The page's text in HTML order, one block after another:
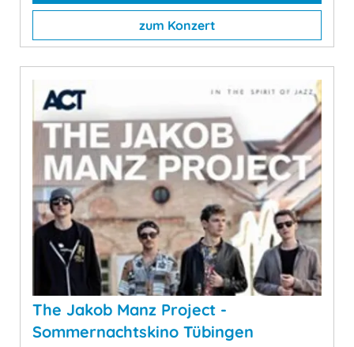
zum Konzert
The Jakob Manz Project -
Sommernachtskino Tübingen